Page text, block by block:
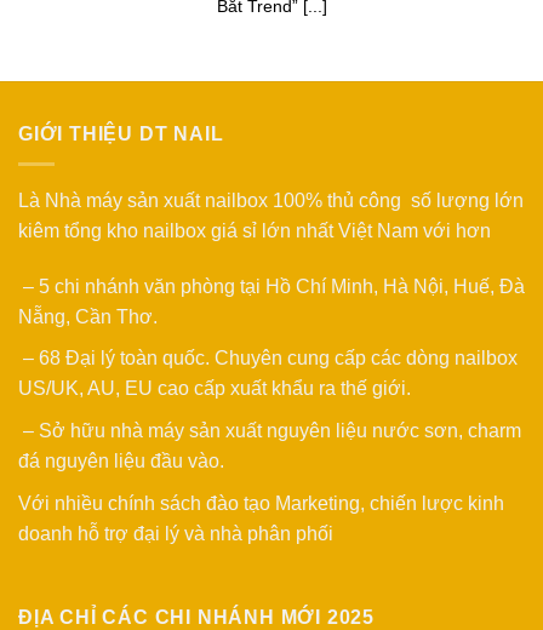
Bắt Trend” [...]
GIỚI THIỆU DT NAIL
Là Nhà máy sản xuất nailbox 100% thủ công số lượng lớn
kiêm tổng kho nailbox giá sỉ lớn nhất Việt Nam với hơn
– 5 chi nhánh văn phòng tại Hồ Chí Minh, Hà Nội, Huế, Đà
Nẵng, Cần Thơ.
– 68 Đại lý toàn quốc. Chuyên cung cấp các dòng nailbox
US/UK, AU, EU cao cấp xuất khẩu ra thế giới.
– Sở hữu nhà máy sản xuất nguyên liệu nước sơn, charm
đá nguyên liệu đầu vào.
Với nhiều chính sách đào tạo Marketing, chiến lược kinh
doanh hỗ trợ đại lý và nhà phân phối
ĐỊA CHỈ CÁC CHI NHÁNH MỚI 2025